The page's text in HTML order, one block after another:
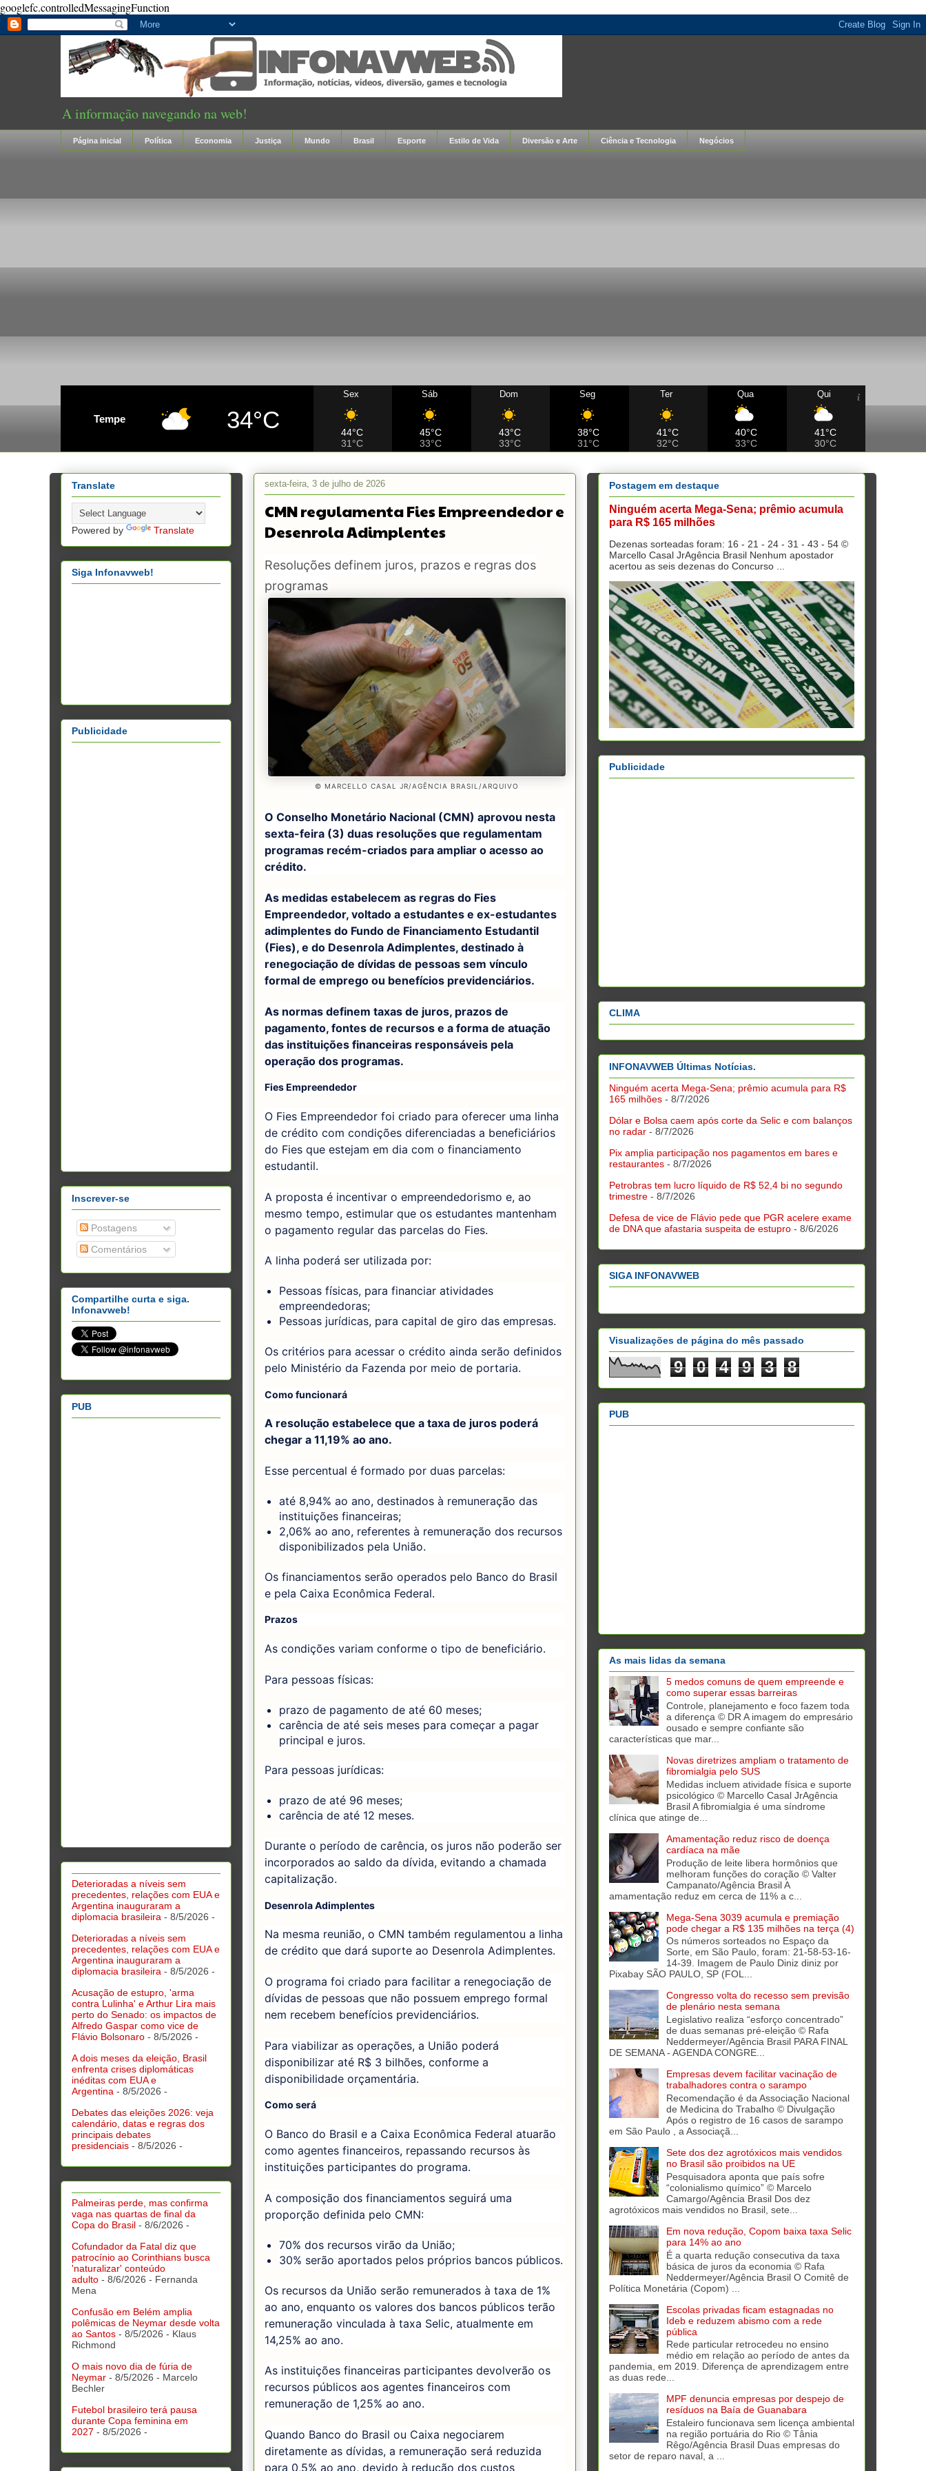
googlefc.controlledMessagingFunction
A informação navegando na web!
Página inicial Política Economia Justiça Mundo Brasil Esporte Estilo de Vida Diversão e Arte Ciência e Tecnologia Negócios
Tempe 34°C
Sex
44°C
31°C
Sáb
45°C
33°C
Dom
43°C
33°C
Seg
38°C
31°C
Ter
41°C
32°C
Qua
40°C
33°C
Qui
41°C
30°C
sexta-feira, 3 de julho de 2026
CMN regulamenta Fies Empreendedor e
Desenrola Adimplentes
Resoluções definem juros, prazos e regras dos
programas
© MARCELLO CASAL JR/AGÊNCIA BRASIL/ARQUIVO
O Conselho Monetário Nacional (CMN) aprovou nesta
sexta-feira (3) duas resoluções que regulamentam
programas recém-criados para ampliar o acesso ao
crédito.
As medidas estabelecem as regras do Fies
Empreendedor, voltado a estudantes e ex-estudantes
adimplentes do Fundo de Financiamento Estudantil
(Fies), e do Desenrola Adimplentes, destinado à
renegociação de dívidas de pessoas sem vínculo
formal de emprego ou benefícios previdenciários.
As normas definem taxas de juros, prazos de
pagamento, fontes de recursos e a forma de atuação
das instituições financeiras responsáveis pela
operação dos programas.
Fies Empreendedor
O Fies Empreendedor foi criado para oferecer uma linha
de crédito com condições diferenciadas a beneficiários
do Fies que estejam em dia com o financiamento
estudantil.
A proposta é incentivar o empreendedorismo e, ao
mesmo tempo, estimular que os estudantes mantenham
o pagamento regular das parcelas do Fies.
A linha poderá ser utilizada por:
Pessoas físicas, para financiar atividades
empreendedoras;
Pessoas jurídicas, para capital de giro das empresas.
Os critérios para acessar o crédito ainda serão definidos
pelo Ministério da Fazenda por meio de portaria.
Como funcionará
A resolução estabelece que a taxa de juros poderá
chegar a 11,19% ao ano.
Esse percentual é formado por duas parcelas:
até 8,94% ao ano, destinados à remuneração das
instituições financeiras;
2,06% ao ano, referentes à remuneração dos recursos
disponibilizados pela União.
Os financiamentos serão operados pelo Banco do Brasil
e pela Caixa Econômica Federal.
Prazos
As condições variam conforme o tipo de beneficiário.
Para pessoas físicas:
prazo de pagamento de até 60 meses;
carência de até seis meses para começar a pagar
principal e juros.
Para pessoas jurídicas:
prazo de até 96 meses;
carência de até 12 meses.
Durante o período de carência, os juros não poderão ser
incorporados ao saldo da dívida, evitando a chamada
capitalização.
Desenrola Adimplentes
Na mesma reunião, o CMN também regulamentou a linha
de crédito que dará suporte ao Desenrola Adimplentes.
O programa foi criado para facilitar a renegociação de
dívidas de pessoas que não possuem emprego formal
nem recebem benefícios previdenciários.
Para viabilizar as operações, a União poderá
disponibilizar até R$ 3 bilhões, conforme a
disponibilidade orçamentária.
Como será
O Banco do Brasil e a Caixa Econômica Federal atuarão
como agentes financeiros, repassando recursos às
instituições participantes do programa.
A composição dos financiamentos seguirá uma
proporção definida pelo CMN:
70% dos recursos virão da União;
30% serão aportados pelos próprios bancos públicos.
Os recursos da União serão remunerados à taxa de 1%
ao ano, enquanto os valores dos bancos públicos terão
remuneração vinculada à taxa Selic, atualmente em
14,25% ao ano.
As instituições financeiras participantes devolverão os
recursos públicos aos agentes financeiros com
remuneração de 1,25% ao ano.
Quando Banco do Brasil ou Caixa negociarem
diretamente as dívidas, a remuneração será reduzida
para 0,5% ao ano, devido à redução dos custos
Translate
Powered by Translate
Siga Infonavweb!
Publicidade
Inscrever-se
Postagens
Comentários
Compartilhe curta e siga.
Infonavweb!
PUB
Deterioradas a níveis sem
precedentes, relações com EUA e
Argentina inauguraram a
diplomacia brasileira - 8/5/2026 -
Deterioradas a níveis sem
precedentes, relações com EUA e
Argentina inauguraram a
diplomacia brasileira - 8/5/2026 -
Acusação de estupro, 'arma
contra Lulinha' e Arthur Lira mais
perto do Senado: os impactos de
Alfredo Gaspar como vice de
Flávio Bolsonaro - 8/5/2026 -
A dois meses da eleição, Brasil
enfrenta crises diplomáticas
inéditas com EUA e
Argentina - 8/5/2026 -
Debates das eleições 2026: veja
calendário, datas e regras dos
principais debates
presidenciais - 8/5/2026 -
Palmeiras perde, mas confirma
vaga nas quartas de final da
Copa do Brasil - 8/6/2026 -
Cofundador da Fatal diz que
patrocínio ao Corinthians busca
'naturalizar' conteúdo
adulto - 8/6/2026 - Fernanda
Mena
Confusão em Belém amplia
polêmicas de Neymar desde volta
ao Santos - 8/5/2026 - Klaus
Richmond
O mais novo dia de fúria de
Neymar - 8/5/2026 - Marcelo
Bechler
Futebol brasileiro terá pausa
durante Copa feminina em
2027 - 8/5/2026 -
Postagem em destaque
Ninguém acerta Mega-Sena; prêmio acumula
para R$ 165 milhões
Dezenas sorteadas foram: 16 - 21 - 24 - 31 - 43 - 54 ©
Marcello Casal JrAgência Brasil Nenhum apostador
acertou as seis dezenas do Concurso ...
Publicidade
CLIMA
INFONAVWEB Últimas Notícias.
Ninguém acerta Mega-Sena; prêmio acumula para R$
165 milhões - 8/7/2026
Dólar e Bolsa caem após corte da Selic e com balanços
no radar - 8/7/2026
Pix amplia participação nos pagamentos em bares e
restaurantes - 8/7/2026
Petrobras tem lucro líquido de R$ 52,4 bi no segundo
trimestre - 8/7/2026
Defesa de vice de Flávio pede que PGR acelere exame
de DNA que afastaria suspeita de estupro - 8/6/2026
SIGA INFONAVWEB
Visualizações de página do mês passado
9 0 4 9 3 8
PUB
As mais lidas da semana
5 medos comuns de quem empreende e
como superar essas barreiras
Controle, planejamento e foco fazem toda
a diferença © DR A imagem do empresário
ousado e sempre confiante são
características que mar...
Novas diretrizes ampliam o tratamento de
fibromialgia pelo SUS
Medidas incluem atividade física e suporte
psicológico © Marcello Casal JrAgência
Brasil A fibromialgia é uma síndrome
clínica que atinge de...
Amamentação reduz risco de doença
cardíaca na mãe
Produção de leite libera hormônios que
melhoram funções do coração © Valter
Campanato/Agência Brasil A
amamentação reduz em cerca de 11% a c...
Mega-Sena 3039 acumula e premiação
pode chegar a R$ 135 milhões na terça (4)
Os números sorteados no Espaço da
Sorte, em São Paulo, foram: 21-58-53-16-
14-39. Imagem de Paulo Diniz diniz por
Pixabay SÃO PAULO, SP (FOL...
Congresso volta do recesso sem previsão
de plenário nesta semana
Legislativo realiza “esforço concentrado”
de duas semanas pré-eleição © Rafa
Neddermeyer/Agência Brasil PARA FINAL
DE SEMANA - AGENDA CONGRE...
Empresas devem facilitar vacinação de
trabalhadores contra o sarampo
Recomendação é da Associação Nacional
de Medicina do Trabalho © Divulgação
Após o registro de 16 casos de sarampo
em São Paulo , a Associaçã...
Sete dos dez agrotóxicos mais vendidos
no Brasil são proibidos na UE
Pesquisadora aponta que país sofre
“colonialismo químico” © Marcelo
Camargo/Agência Brasil Dos dez
agrotóxicos mais vendidos no Brasil, sete...
Em nova redução, Copom baixa taxa Selic
para 14% ao ano
É a quarta redução consecutiva da taxa
básica de juros da economia © Rafa
Neddermeyer/Agência Brasil O Comitê de
Política Monetária (Copom) ...
Escolas privadas ficam estagnadas no
Ideb e reduzem abismo com a rede
pública
Rede particular retrocedeu no ensino
médio em relação ao período de antes da
pandemia, em 2019. Diferença de aprendizagem entre
as duas rede...
MPF denuncia empresas por despejo de
resíduos na Baía de Guanabara
Estaleiro funcionava sem licença ambiental
na região portuária do Rio © Tânia
Rêgo/Agência Brasil Duas empresas do
setor de reparo naval, a ...